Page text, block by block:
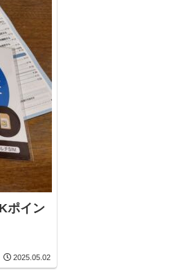
ポイン
2025.05.02